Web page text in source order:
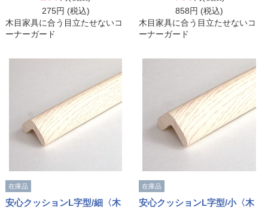
275円 (税込)
木目家具に合う目立たせないコ
ーナーガード
858円 (税込)
木目家具に合う目立たせないコ
ーナーガード
在庫品
安心クッションL字型/細〈木
在庫品
安心クッションL字型/小〈木